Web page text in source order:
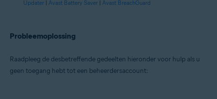
Updater | Avast Battery Saver | Avast BreachGuard
Probleemoplossing
Raadpleeg de desbetreffende gedeelten hieronder voor hulp als u
geen toegang hebt tot een beheerdersaccount: